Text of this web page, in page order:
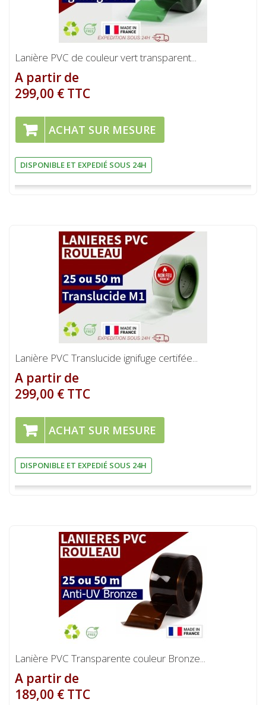
Lanière PVC de couleur vert transparent...
A partir de
299,00 € TTC
ACHAT SUR MESURE
DISPONIBLE ET EXPEDIÉ SOUS 24H
Lanière PVC Translucide ignifuge certifée...
A partir de
299,00 € TTC
ACHAT SUR MESURE
DISPONIBLE ET EXPEDIÉ SOUS 24H
Lanière PVC Transparente couleur Bronze...
A partir de
189,00 € TTC